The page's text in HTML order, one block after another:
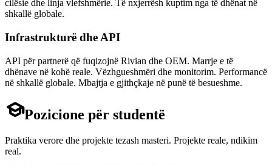
cilësie dhe linja vlefshmërie. Të nxjerrësh kuptim nga të dhënat në
shkallë globale.
Infrastrukturë dhe API
API për partnerë që fuqizojnë Rivian dhe OEM. Marrje e të
dhënave në kohë reale. Vëzhgueshmëri dhe monitorim. Performancë
në shkallë globale. Mbajtja e gjithçkaje në punë të besueshme.
Pozicione për studentë
Praktika verore dhe projekte tezash masteri. Projekte reale, ndikim
real.